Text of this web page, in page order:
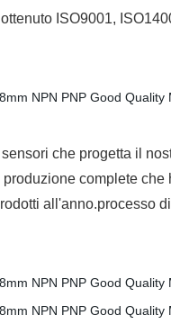
ISO9001,
che progetta il
complete
all'anno.processo